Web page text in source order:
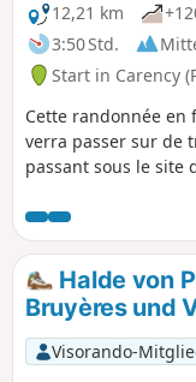
12,21 km
3:50 Std.
Start in Carency
Cette randonnée en
verra passer sur de
passant sous le site
Halde von
Bruyères und
Visorando-